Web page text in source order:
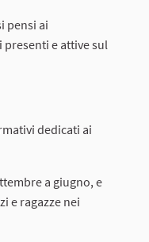
pensi ai
e attive sul
dedicati ai
a giugno, e
e ragazze nei